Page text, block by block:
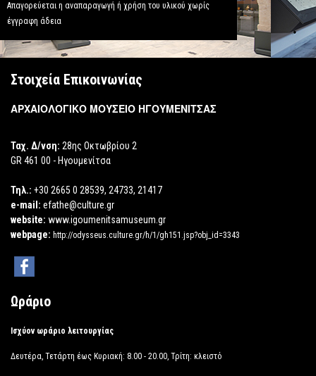
Απαγορεύεται η αναπαραγωγή ή χρήση του υλικού χωρίς
έγγραφη άδεια
Στοιχεία Επικοινωνίας
ΑΡΧΑΙΟΛΟΓΙΚΟ ΜΟΥΣΕΙΟ ΗΓΟΥΜΕΝΙΤΣΑΣ
Ταχ. Δ/νση: 28ης Οκτωβρίου 2
GR 461 00 - Ηγουμενίτσα
Τηλ.: +30 2665 0 28539, 24733, 21417
e-mail: efathe@culture.gr
website: www.igoumenitsamuseum.gr
webpage: http://odysseus.culture.gr/h/1/gh151.jsp?obj_id=3343
Ωράριο
Ισχύον ωράριο λειτουργίας
Δευτέρα, Τετάρτη έως Κυριακή: 8.00 - 20.00, Τρίτη: κλειστό